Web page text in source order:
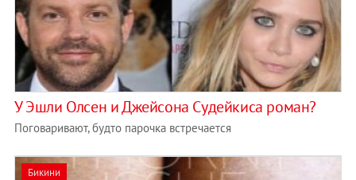
У Эшли Олсен и Джейсона Судейкиса роман?
Поговаривают, будто парочка встречается
Бикини